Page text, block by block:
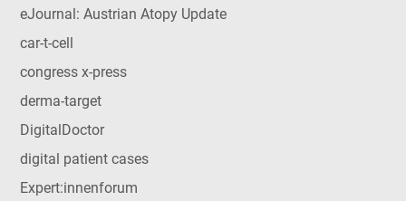
eJournal: Austrian Atopy Update
car-t-cell
congress x-press
derma-target
DigitalDoctor
digital patient cases
Expert:innenforum